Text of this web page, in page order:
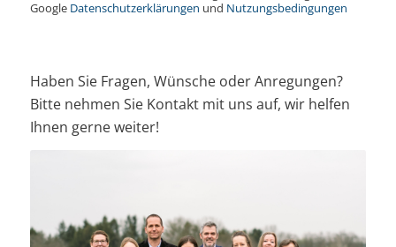
Ihre Einwilligung jederzeit für die Zukunft per E-Mail an
GoogleDatenschutzerklärungenundNutzungsbedingungen